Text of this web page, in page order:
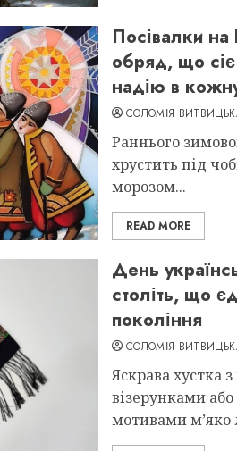
Посівалки на
обряд, що сіє
надію в
СОЛОМІЯ
Раннього
хрустить під
морозом...
READ MORE
День
століть, що
покоління
СОЛОМІЯ
Яскрава хустка
візерунками
мотивами м’яко